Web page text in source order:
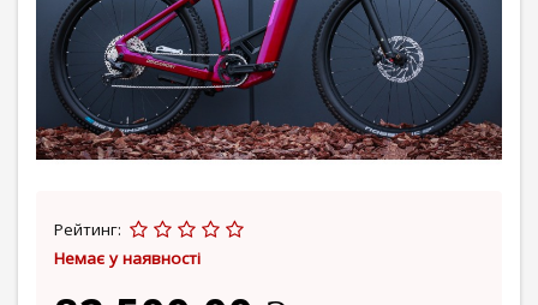
Немає у наявності
Рейтинг: